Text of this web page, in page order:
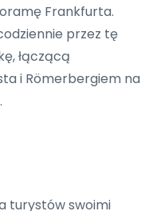
Frankfurta.
przez tę
łączącą
i Römerbergiem na
turystów swoimi